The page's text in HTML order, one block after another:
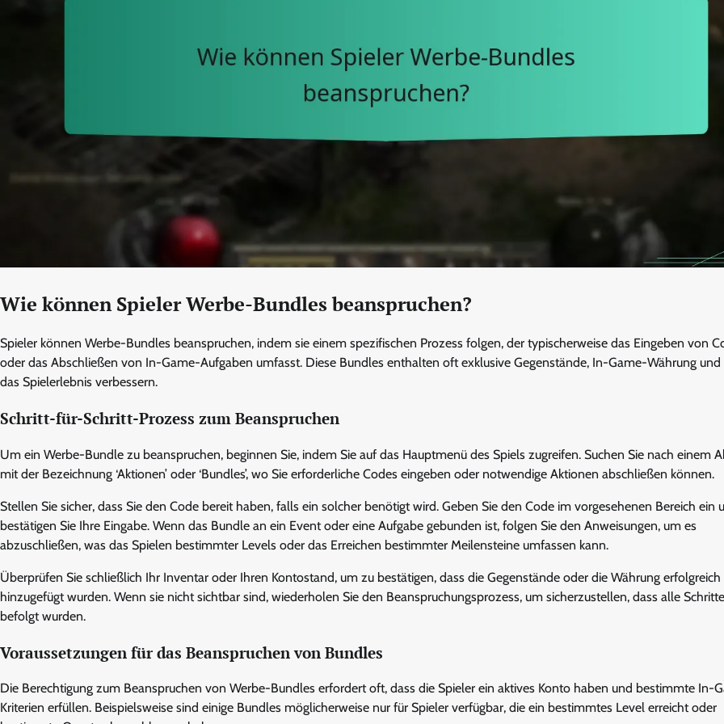
Wie können Spieler Werbe-Bundles beanspruchen?
Spieler können Werbe-Bundles beanspruchen, indem sie einem spezifischen Prozess folgen, der typischerweise das Eingeben von
oder das Abschließen von In-Game-Aufgaben umfasst. Diese Bundles enthalten oft exklusive Gegenstände, In-Game-Währung und
das Spielerlebnis verbessern.
Schritt-für-Schritt-Prozess zum Beanspruchen
Um ein Werbe-Bundle zu beanspruchen, beginnen Sie, indem Sie auf das Hauptmenü des Spiels zugreifen. Suchen Sie nach einem
mit der Bezeichnung ‘Aktionen’ oder ‘Bundles’, wo Sie erforderliche Codes eingeben oder notwendige Aktionen abschließen können.
Stellen Sie sicher, dass Sie den Code bereit haben, falls ein solcher benötigt wird. Geben Sie den Code im vorgesehenen Bereich ein
bestätigen Sie Ihre Eingabe. Wenn das Bundle an ein Event oder eine Aufgabe gebunden ist, folgen Sie den Anweisungen, um es
abzuschließen, was das Spielen bestimmter Levels oder das Erreichen bestimmter Meilensteine umfassen kann.
Überprüfen Sie schließlich Ihr Inventar oder Ihren Kontostand, um zu bestätigen, dass die Gegenstände oder die Währung erfolgreich
hinzugefügt wurden. Wenn sie nicht sichtbar sind, wiederholen Sie den Beanspruchungsprozess, um sicherzustellen, dass alle
befolgt wurden.
Voraussetzungen für das Beanspruchen von Bundles
Die Berechtigung zum Beanspruchen von Werbe-Bundles erfordert oft, dass die Spieler ein aktives Konto haben und bestimmte In-
Kriterien erfüllen. Beispielsweise sind einige Bundles möglicherweise nur für Spieler verfügbar, die ein bestimmtes Level erreicht oder